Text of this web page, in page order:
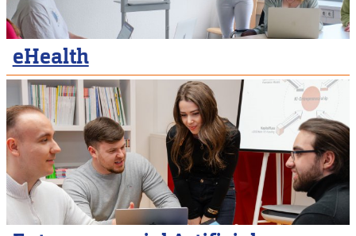
eHealth